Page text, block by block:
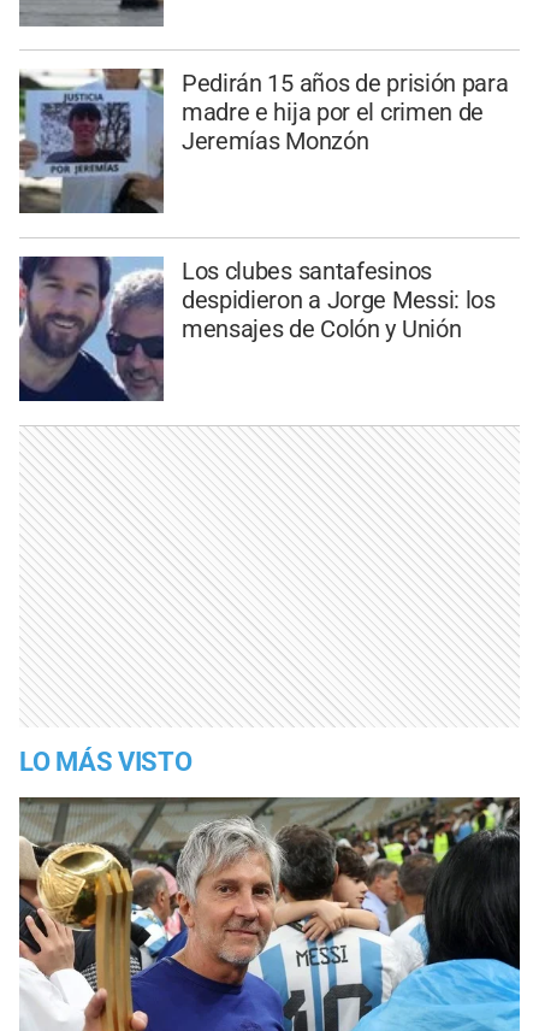
Pedirán 15 años de prisión para
madre e hija por el crimen de
Jeremías Monzón
Los clubes santafesinos
despidieron a Jorge Messi: los
mensajes de Colón y Unión
LO MÁS VISTO